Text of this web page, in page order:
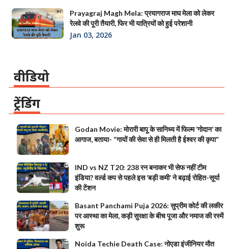
Prayagraj Magh Mela: प्रयागराज माघ मेला को लेकर
रेलवे की पूरी तैयारी, फिर भी यात्रियों को हुई परेशानी
Jan 03, 2026
वीडियो
ट्रेंडिंग
Godan Movie: मोरारी बापू के सानिध्य में फिल्म ‘गोदान’ का
आगाज, बताया- “गायों की सेवा से ही मिलती है ईश्वर की कृपा”
IND vs NZ T20: 238 रन बनाकर भी सेफ नहीं टीम
इंडिया? वर्ल्ड कप से पहले इस ‘बड़ी कमी’ ने बढ़ाई रोहित-सूर्या
की टेंशन
Basant Panchami Puja 2026: सुप्रीम कोर्ट की लकीर
पर आस्था का मेला, कड़ी सुरक्षा के बीच पूजा और नमाज की रस्में
शुरू
Noida Techie Death Case: नोएडा इंजीनियर मौत